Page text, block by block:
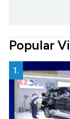
Popular
1.